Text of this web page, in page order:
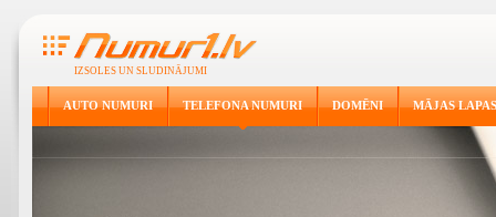
IZSOLES UN SLUDINĀJUMI
AUTO NUMURI TELEFONA NUMURI DOMĒNI MĀJAS LAPAS